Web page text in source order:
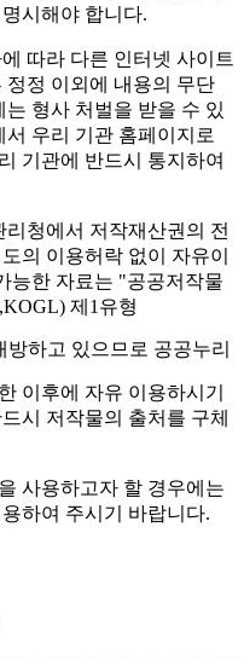
시해야 합니다.
따라 다른 인터넷 사이트
정 이외에 내용의 무단
형사 처벌을 받을 수 있
우리 기관 홈페이지로
기관에 반드시 통지하여
청에서 저작재산권의 전
의 이용허락 없이 자유이
능한 자료는 "공공저작물
제1유형
방하고 있으므로 공공누리
이후에 자유 이용하시기
시 저작물의 출처를 구체
사용하고자 할 경우에는
하여 주시기 바랍니다.